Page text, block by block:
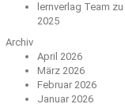
lernverlag Team zu
2025
Archiv
April 2026
März 2026
Februar 2026
Januar 2026